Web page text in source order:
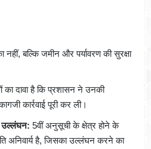
बल्कि जमीन और पर्यावरण की सुरक्षा
का दावा है कि प्रशासन ने उनकी
कार्रवाई पूरी कर ली।
उल्लंघन: 5वीं अनुसूची के क्षेत्र होने के
अनिवार्य है, जिसका उल्लंघन करने का